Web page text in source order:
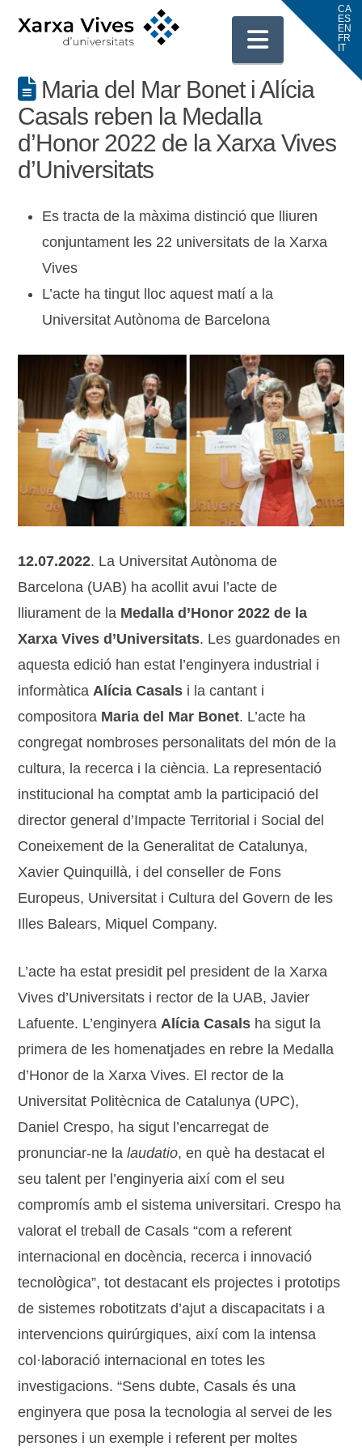
Maria del Mar Bonet i Alícia
Casals reben la Medalla
d’Honor 2022 de la Xarxa Vives
d’Universitats
Es tracta de la màxima distinció que lliuren
conjuntament les 22 universitats de la Xarxa
Vives
L’acte ha tingut lloc aquest matí a la
Universitat Autònoma de Barcelona
12.07.2022. La Universitat Autònoma de
Barcelona (UAB) ha acollit avui l’acte de
lliurament de la Medalla d’Honor 2022 de la
Xarxa Vives d’Universitats. Les guardonades en
aquesta edició han estat l’enginyera industrial i
informàtica Alícia Casals i la cantant i
compositora Maria del Mar Bonet. L’acte ha
congregat nombroses personalitats del món de la
cultura, la recerca i la ciència. La representació
institucional ha comptat amb la participació del
director general d’Impacte Territorial i Social del
Coneixement de la Generalitat de Catalunya,
Xavier Quinquillà, i del conseller de Fons
Europeus, Universitat i Cultura del Govern de les
Illes Balears, Miquel Company.
L’acte ha estat presidit pel president de la Xarxa
Vives d’Universitats i rector de la UAB, Javier
Lafuente. L’enginyera Alícia Casals ha sigut la
primera de les homenatjades en rebre la Medalla
d’Honor de la Xarxa Vives. El rector de la
Universitat Politècnica de Catalunya (UPC),
Daniel Crespo, ha sigut l’encarregat de
pronunciar-ne lalaudatio, en què ha destacat el
seu talent per l’enginyeria així com el seu
compromís amb el sistema universitari. Crespo ha
valorat el treball de Casals “com a referent
internacional en docència, recerca i innovació
tecnològica”, tot destacant els projectes i prototips
de sistemes robotitzats d’ajut a discapacitats i a
intervencions quirúrgiques, així com la intensa
col·laboració internacional en totes les
investigacions. “Sens dubte, Casals és una
enginyera que posa la tecnologia al servei de les
persones i un exemple i referent per moltes